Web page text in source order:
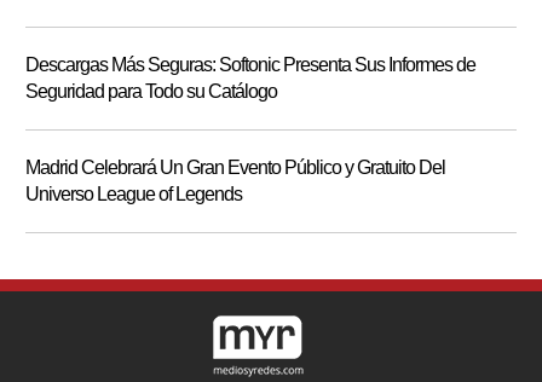
Descargas Más Seguras: Softonic Presenta Sus Informes de
Seguridad para Todo su Catálogo
Madrid Celebrará Un Gran Evento Público y Gratuito Del
Universo League of Legends